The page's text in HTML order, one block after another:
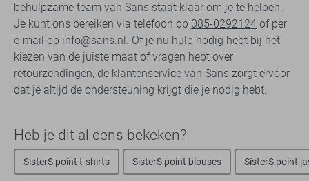
behulpzame team van Sans staat klaar om je te helpen.
Je kunt ons bereiken via telefoon op 085-0292124 of per
e-mail op info@sans.nl. Of je nu hulp nodig hebt bij het
kiezen van de juiste maat of vragen hebt over
retourzendingen, de klantenservice van Sans zorgt ervoor
dat je altijd de ondersteuning krijgt die je nodig hebt.
Heb je dit al eens bekeken?
SisterS point t-shirts SisterS point blouses SisterS point